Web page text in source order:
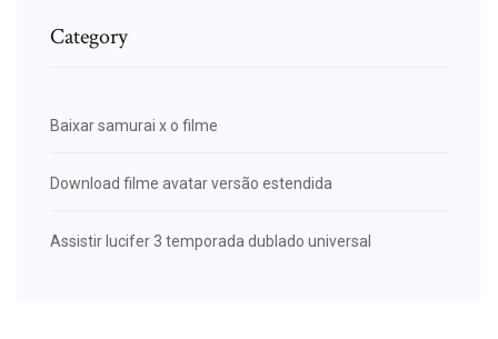
Category
Baixar samurai x o filme
Download filme avatar versão estendida
Assistir lucifer 3 temporada dublado universal